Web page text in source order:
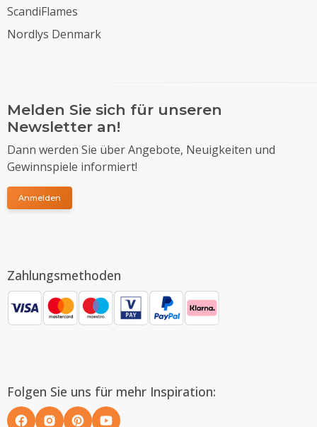
ScandiFlames
Nordlys Denmark
Melden Sie sich für unseren
Newsletter an!
Dann werden Sie über Angebote, Neuigkeiten und
Gewinnspiele informiert!
Anmelden
Zahlungsmethoden
Folgen Sie uns für mehr Inspiration: